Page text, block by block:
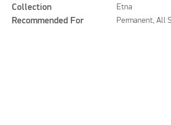
Collection Etna
Recommended For Permanent, All